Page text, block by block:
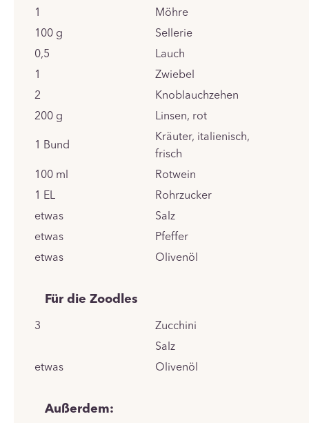
1
Möhre
100 g
Sellerie
0,5
Lauch
1
Zwiebel
2
Knoblauchzehen
200 g Linsen, rot
1 Bund
Kräuter, italienisch,
frisch
100 ml
Rotwein
1 EL
Rohrzucker
etwas
Salz
etwas
Pfeffer
etwas
Olivenöl
Für die Zoodles
3
Zucchini
Salz
etwas
Olivenöl
Außerdem: